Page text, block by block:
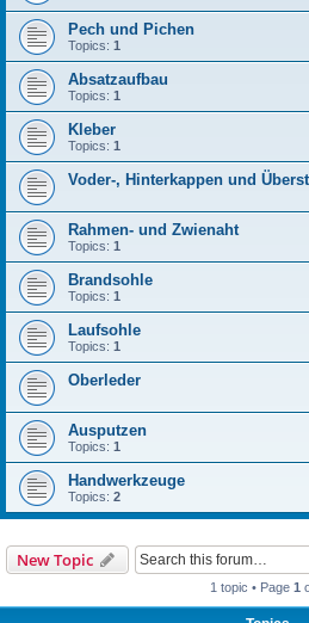
Pech und Pichen
Topics: 1
Absatzaufbau
Topics: 1
Kleber
Topics: 1
Voder-, Hinterkappen und
Rahmen- und Zwienaht
Topics: 1
Brandsohle
Topics: 1
Laufsohle
Topics: 1
Oberleder
Ausputzen
Topics: 1
Handwerkzeuge
Topics: 2
New Topic
1 topic • Page 1